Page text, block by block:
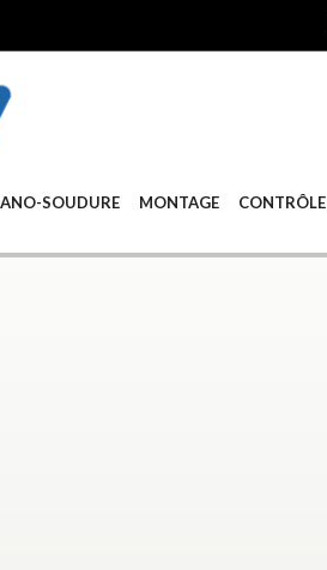
SOUDURE MONTAGE CONTRÔLE